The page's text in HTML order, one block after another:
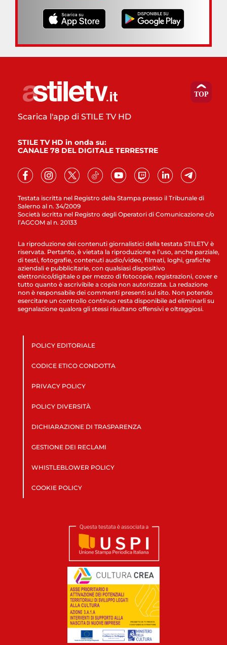
Testata iscritta nel Registro della Stampa presso il Tribunale di
Salerno al n. 34/2009
Società iscritta nel Registro degli Operatori di Comunicazione c/o
l’AGCOM al n. 20133
Scarica l'app di STILE TV HD
STILE TV HD in onda su:
CANALE 78 DEL DIGITALE TERRESTRE
La riproduzione dei contenuti giornalistici della testata STILETV è
riservata. Pertanto, è vietata la riproduzione e l’uso, anche parziale,
di testi, fotografie, contenuti audio/video, filmati, loghi, grafiche
aziendali e pubblicitarie, con qualsiasi dispositivo
elettronico/digitale o per mezzo di fotocopie, registrazioni, cover e
tutto quanto è ascrivibile a copia non autorizzata. La redazione
non è responsabile dei commenti presenti sul sito. Non potendo
esercitare un controllo continuo resta disponibile ad eliminarli su
segnalazione qualora gli stessi risultano offensivi e oltraggiosi.
POLICY EDITORIALE
CODICE ETICO CONDOTTA
PRIVACY POLICY
POLICY DIVERSITÀ
DICHIARAZIONE DI TRASPARENZA
GESTIONE DEI RECLAMI
WHISTLEBLOWER POLICY
COOKIE POLICY